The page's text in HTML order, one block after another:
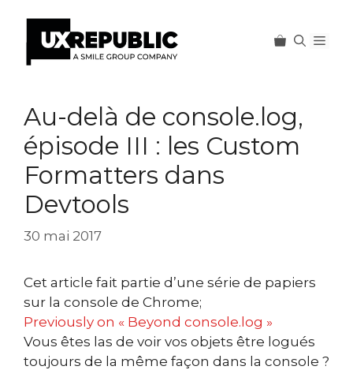
contenu
Au-delà de console.log,
épisode III : les Custom
Formatters dans
Devtools
30 mai 2017
Cet article fait partie d’une série de papiers
sur la console de Chrome;
Previously on « Beyond console.log »
Vous êtes las de voir vos objets être logués
toujours de la même façon dans la console ?